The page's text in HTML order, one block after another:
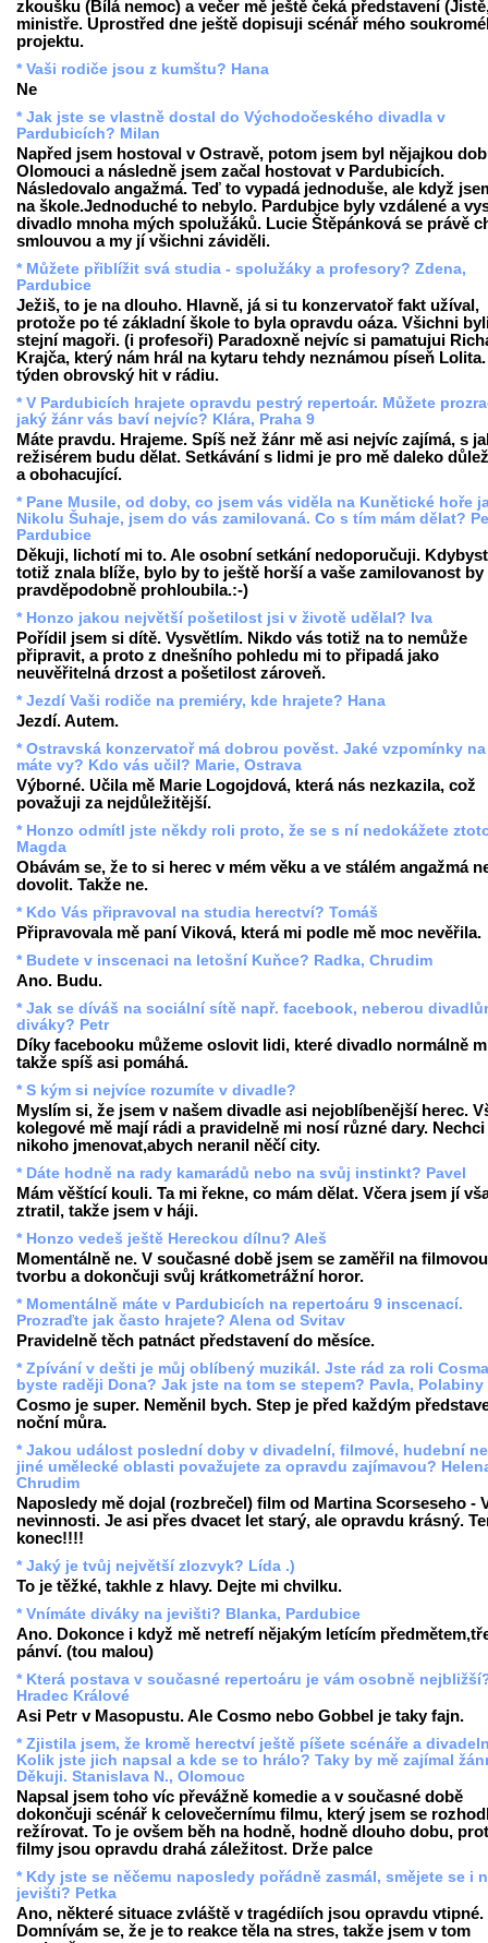
zkoušku (Bílá nemoc) a večer mě ještě čeká představení
ministře. Uprostřed dne ještě dopisuji scénář mého
projektu.
* Vaši rodiče jsou z kumštu? Hana
Ne
* Jak jste se vlastně dostal do Východočeského divadla v
Pardubicích? Milan
Napřed jsem hostoval v Ostravě, potom jsem byl nějajkou
Olomouci a následně jsem začal hostovat v Pardubicích.
Následovalo angažmá. Teď to vypadá jednoduše, ale když
na škole.Jednoduché to nebylo. Pardubice byly vzdálené a
divadlo mnoha mých spolužáků. Lucie Štěpánková se právě
smlouvou a my jí všichni záviděli.
* Můžete přiblížit svá studia - spolužáky a profesory? Zdena,
Pardubice
Ježiš, to je na dlouho. Hlavně, já si tu konzervatoř fakt užíval,
protože po té základní škole to byla opravdu oáza. Všichni
stejní magoři. (i profesoři) Paradoxně nejvíc si pamatujui
Krajča, který nám hrál na kytaru tehdy neznámou píseň Lolita.
týden obrovský hit v rádiu.
* V Pardubicích hrajete opravdu pestrý repertoár. Můžete
jaký žánr vás baví nejvíc? Klára, Praha 9
Máte pravdu. Hrajeme. Spíš než žánr mě asi nejvíc zajímá, s
režisérem budu dělat. Setkávání s lidmi je pro mě daleko
a obohacující.
* Pane Musile, od doby, co jsem vás viděla na Kunětické hoře
Nikolu Šuhaje, jsem do vás zamilovaná. Co s tím mám dělat?
Pardubice
Děkuji, lichotí mi to. Ale osobní setkání nedoporučuji.
totiž znala blíže, bylo by to ještě horší a vaše zamilovanost by
pravděpodobně prohloubila.:-)
* Honzo jakou největší pošetilost jsi v životě udělal? Iva
Pořídil jsem si dítě. Vysvětlím. Nikdo vás totiž na to nemůže
připravit, a proto z dnešního pohledu mi to připadá jako
neuvěřitelná drzost a pošetilost zároveň.
* Jezdí Vaši rodiče na premiéry, kde hrajete? Hana
Jezdí. Autem.
* Ostravská konzervatoř má dobrou pověst. Jaké vzpomínky
máte vy? Kdo vás učil? Marie, Ostrava
Výborné. Učila mě Marie Logojdová, která nás nezkazila, což
považuji za nejdůležitější.
* Honzo odmítl jste někdy roli proto, že se s ní nedokážete
Magda
Obávám se, že to si herec v mém věku a ve stálém angažmá
dovolit. Takže ne.
* Kdo Vás připravoval na studia herectví? Tomáš
Připravovala mě paní Viková, která mi podle mě moc nevěřila.
* Budete v inscenaci na letošní Kuňce? Radka, Chrudim
Ano. Budu.
* Jak se díváš na sociální sítě např. facebook, neberou
diváky? Petr
Díky facebooku můžeme oslovit lidi, které divadlo normálně
takže spíš asi pomáhá.
* S kým si nejvíce rozumíte v divadle?
Myslím si, že jsem v našem divadle asi nejoblíbenější herec.
kolegové mě mají rádi a pravidelně mi nosí různé dary. Nechci
nikoho jmenovat,abych neranil něčí city.
* Dáte hodně na rady kamarádů nebo na svůj instinkt? Pavel
Mám věštící kouli. Ta mi řekne, co mám dělat. Včera jsem jí
ztratil, takže jsem v háji.
* Honzo vedeš ještě Hereckou dílnu? Aleš
Momentálně ne. V současné době jsem se zaměřil na filmovou
tvorbu a dokončuji svůj krátkometrážní horor.
* Momentálně máte v Pardubicích na repertoáru 9 inscenací.
Prozraďte jak často hrajete? Alena od Svitav
Pravidelně těch patnáct představení do měsíce.
* Zpívání v dešti je můj oblíbený muzikál. Jste rád za roli
byste raději Dona? Jak jste na tom se stepem? Pavla, Polabiny
Cosmo je super. Neměnil bych. Step je před každým
noční můra.
* Jakou událost poslední doby v divadelní, filmové, hudební
jiné umělecké oblasti považujete za opravdu zajímavou?
Chrudim
Naposledy mě dojal (rozbrečel) film od Martina Scorseseho -
nevinnosti. Je asi přes dvacet let starý, ale opravdu krásný.
konec!!!!
* Jaký je tvůj největší zlozvyk? Lída .)
To je těžké, takhle z hlavy. Dejte mi chvilku.
* Vnímáte diváky na jevišti? Blanka, Pardubice
Ano. Dokonce i když mě netrefí nějakým letícím
pánví. (tou malou)
* Která postava v současné repertoáru je vám osobně
Hradec Králové
Asi Petr v Masopustu. Ale Cosmo nebo Gobbel je taky fajn.
* Zjistila jsem, že kromě herectví ještě píšete scénáře a
Kolik jste jich napsal a kde se to hrálo? Taky by mě zajímal
Děkuji. Stanislava N., Olomouc
Napsal jsem toho víc převážně komedie a v současné době
dokončuji scénář k celovečernímu filmu, který jsem se
režírovat. To je ovšem běh na hodně, hodně dlouho dobu,
filmy jsou opravdu drahá záležitost. Drže palce
* Kdy jste se něčemu naposledy pořádně zasmál, smějete se i
jevišti? Petka
Ano, některé situace zvláště v tragédiích jsou opravdu vtipné.
Domnívám se, že je to reakce těla na stres, takže jsem v tom